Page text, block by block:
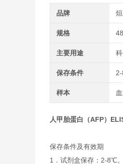
品牌
规格
主要用途
保存条件
样本
人甲胎蛋白（AFP）
保存条件及有效期
1．试剂盒保存：2-8℃。